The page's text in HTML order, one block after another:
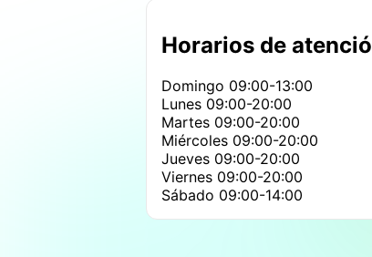
Horarios de
Domingo 09:00-13:00
Lunes 09:00-20:00
Martes 09:00-20:00
Miércoles 09:00-20:00
Jueves 09:00-20:00
Viernes 09:00-20:00
Sábado 09:00-14:00